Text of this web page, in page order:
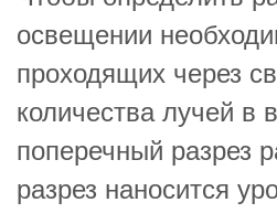
освещении
проходящих через
количества лучей
поперечный разрез
разрез наносится